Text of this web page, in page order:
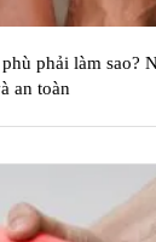
phải làm sao?
an toàn